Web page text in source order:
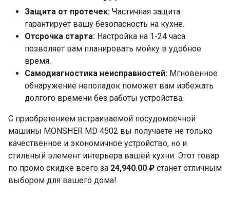
Защита от протечек: Частичная защита
гарантирует вашу безопасность на кухне.
Отсрочка старта: Настройка на 1-24 часа
позволяет вам планировать мойку в удобное
время.
Самодиагностика неисправностей: Мгновенное
обнаружение неполадок поможет вам избежать
долгого времени без работы устройства.
С приобретением встраиваемой посудомоечной
машины MONSHER MD 4502 вы получаете не только
качественное и экономичное устройство, но и
стильный элемент интерьера вашей кухни. Этот товар
по промо скидке всего за 24,940.00 ₽ станет отличным
выбором для вашего дома!